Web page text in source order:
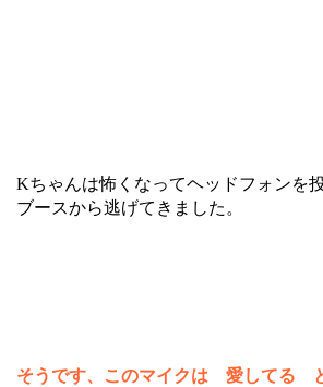
Kちゃんは怖くなってヘッドフォンを
ブースから逃げてきました。
そうです、このマイクは 愛してる